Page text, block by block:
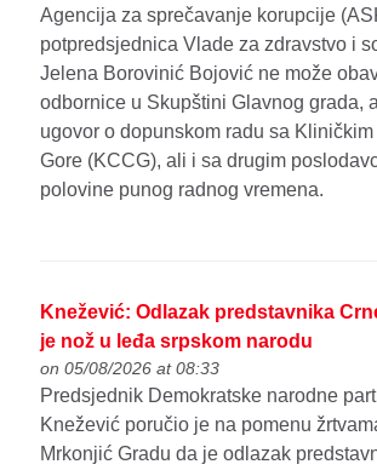
Agencija za sprečavanje korupcije
potpredsjednica Vlade za zdravstvo i
Jelena Borovinić Bojović ne može
odbornice u Skupštini Glavnog grada,
ugovor o dopunskom radu sa
Gore (KCCG), ali i sa drugim
polovine punog radnog vremena.
Knežević: Odlazak predstavnika
je nož u leđa srpskom narodu
on 05/08/2026 at 08:33
Predsjednik Demokratske narodne
Knežević poručio je na pomenu
Mrkonjić Gradu da je odlazak